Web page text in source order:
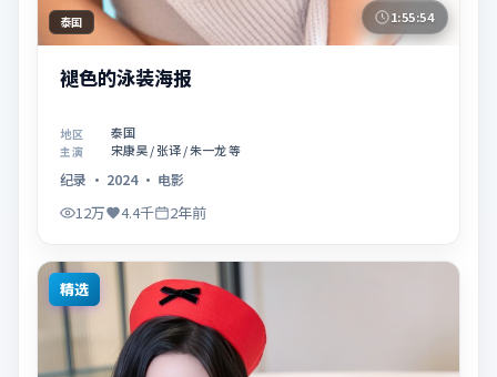
泰国 1:55:54
褪色的泳装海报
地区 泰国
主演 宋康昊 / 张译 / 朱一龙 等
纪录 · 2024· 电影
12万 4.4千 2年前
精选